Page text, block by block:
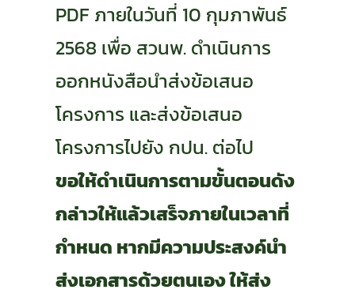
PDF ภายในวันที่ 10 กุมภาพันธ์
2568 เพื่อ สวนพ. ดำเนินการ
ออกหนังสือนำส่งข้อเสนอ
โครงการ และส่งข้อเสนอ
โครงการไปยัง กปน. ต่อไป
ขอให้ดำเนินการตามขั้นตอนดัง
กล่าวให้แล้วเสร็จภายในเวลาที่
กำหนด หากมีความประสงค์นำ
ส่งเอกสารด้วยตนเอง ให้ส่ง